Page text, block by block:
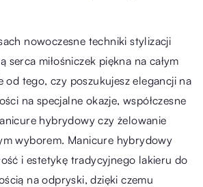
nowoczesne techniki stylizacji
serca miłośniczek piękna na całym
od tego, czy poszukujesz elegancji na
na specjalne okazje, współczesne
hybrydowy czy żelowanie
wyborem. Manicure hybrydowy
i estetykę tradycyjnego lakieru do
na odpryski, dzięki czemu